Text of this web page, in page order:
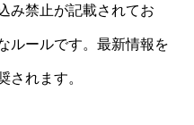
み禁止が記載されてお
ルールです。最新情報を
されます。